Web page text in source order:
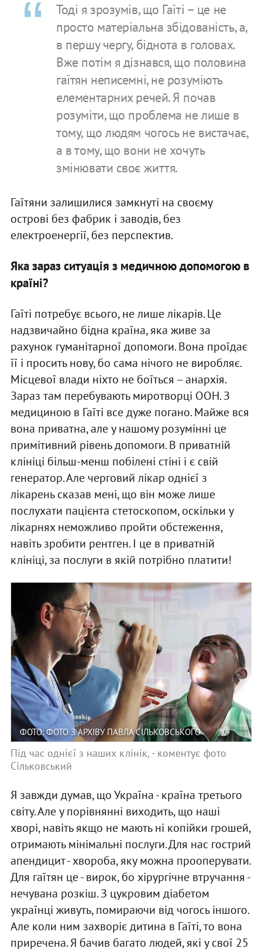
Тоді я зрозумів, що Гаїті – це не
просто матеріальна збідованість, а,
в першу чергу, біднота в головах.
Вже потім я дізнався, що половина
гаїтян неписемні, не розуміють
елементарних речей. Я почав
розуміти, що проблема не лише в
тому, що людям чогось не вистачає,
а в тому, що вони не хочуть
змінювати своє життя.
Гаїтяни залишилися замкнуті на своєму
острові без фабрик і заводів, без
електроенергії, без перспектив.
Яка зараз ситуація з медичною допомогою в
країні?
Гаїті потребує всього, не лише лікарів. Це
надзвичайно бідна країна, яка живе за
рахунок гуманітарної допомоги. Вона проїдає
її і просить нову, бо сама нічого не виробляє.
Місцевої влади ніхто не боїться – анархія.
Зараз там перебувають миротворці ООН. З
медициною в Гаїті все дуже погано. Майже вся
вона приватна, але у нашому розумінні це
примітивний рівень допомоги. В приватній
клініці більш-менш побілені стіні і є свій
генератор. Але черговий лікар однієї з
лікарень сказав мені, що він може лише
послухати пацієнта стетоскопом, оскільки у
лікарнях неможливо пройти обстеження,
навіть зробити рентген. І це в приватній
клініці, за послуги в якій потрібно платити!
ФОТО: ФОТО З АРХІВУ ПАВЛА СІЛЬКОВСЬКОГО
Під час однієї з наших клінік, - коментує фото
Сільковський
Я завжди думав, що Україна - країна третього
світу. Але у порівнянні виходить, що наші
хворі, навіть якщо не мають ні копійки грошей,
отримають мінімальні послуги. Для нас гострий
апендицит - хвороба, яку можна прооперувати.
Для гаїтян це - вирок, бо хірургічне втручання -
нечувана розкіш. З цукровим діабетом
українці живуть, помираючи від чогось іншого.
Але коли ним захворіє дитина в Гаїті, то вона
приречена. Я бачив багато людей, які у свої 25